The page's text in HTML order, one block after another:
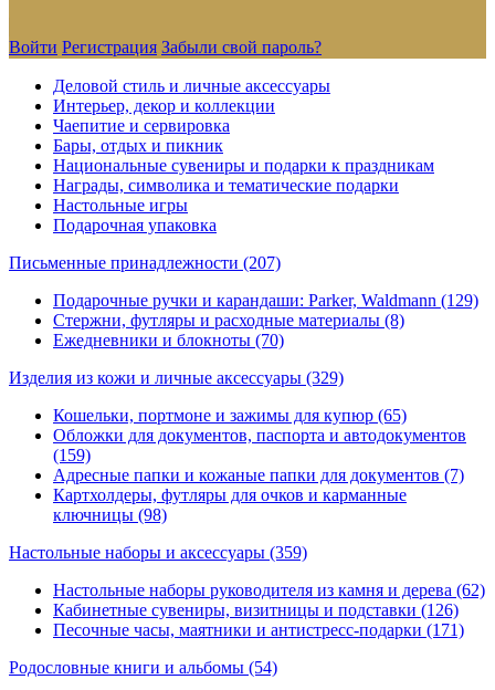
Войти Регистрация Забыли свой пароль?
Деловой стиль и личные аксессуары
Интерьер, декор и коллекции
Чаепитие и сервировка
Бары, отдых и пикник
Национальные сувениры и подарки к праздникам
Награды, символика и тематические подарки
Настольные игры
Подарочная упаковка
Письменные принадлежности (207)
Подарочные ручки и карандаши: Parker, Waldmann (129)
Стержни, футляры и расходные материалы (8)
Ежедневники и блокноты (70)
Изделия из кожи и личные аксессуары (329)
Кошельки, портмоне и зажимы для купюр (65)
Обложки для документов, паспорта и автодокументов
(159)
Адресные папки и кожаные папки для документов (7)
Картхолдеры, футляры для очков и карманные
ключницы (98)
Настольные наборы и аксессуары (359)
Настольные наборы руководителя из камня и дерева (62)
Кабинетные сувениры, визитницы и подставки (126)
Песочные часы, маятники и антистресс-подарки (171)
Родословные книги и альбомы (54)